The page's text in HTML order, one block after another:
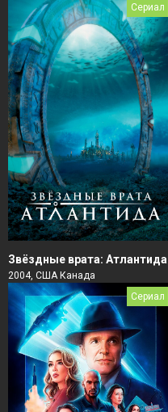
Сериал
Звёздные врата: Атлантида
2004, США Канада
Сериал